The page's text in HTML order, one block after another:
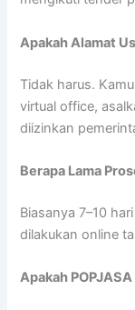
Apakah Alamat
Tidak harus.
virtual office,
diizinkan
Berapa Lama
Biasanya 7–10
dilakukan online
Apakah